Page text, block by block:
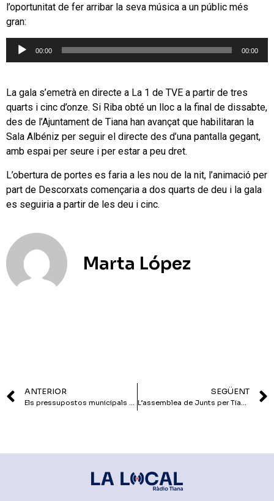
l’oportunitat de fer arribar la seva música a un públic més
gran:
Reproductor
00:00 00:00
La gala s’emetrà en directe a La 1 de TVE a partir de tres
quarts i cinc d’onze. Si Riba obté un lloc a la final de dissabte,
des de l’Ajuntament de Tiana han avançat que habilitaran la
Sala Albéniz per seguir el directe des d’una pantalla gegant,
amb espai per seure i per estar a peu dret.
L’obertura de portes es faria a les nou de la nit, l’animació per
part de Descorxats començaria a dos quarts de deu i la gala
es seguiria a partir de les deu i cinc.
Marta López
ANTERIOR
Els pressupostos municipals del 2023 s’aproven de manera definitiva
SEGÜENT
L’assemblea de Junts per Tiana torna a escollir a Isaac Salvatierra com a candidat a les eleccions municipals